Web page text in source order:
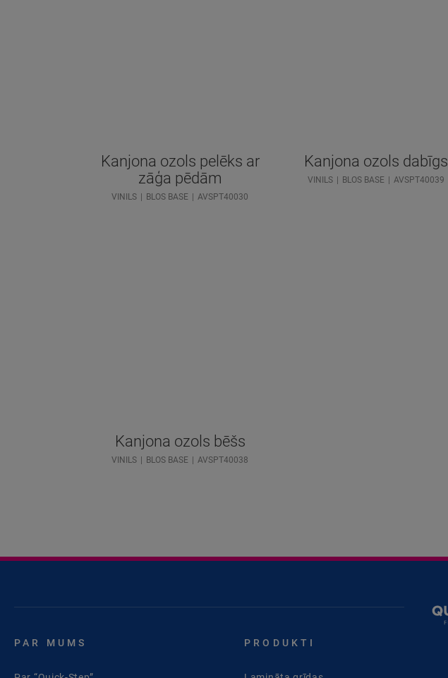
Kanjona ozols pelēks ar
zāģa pēdām
VINILS BLOS BASE AVSPT40030
Kanjona ozols dabīgs
VINILS BLOS BASE AVSPT40039
Kanjona ozols bēšs
VINILS BLOS BASE AVSPT40038
PAR MUMS PRODUKTI